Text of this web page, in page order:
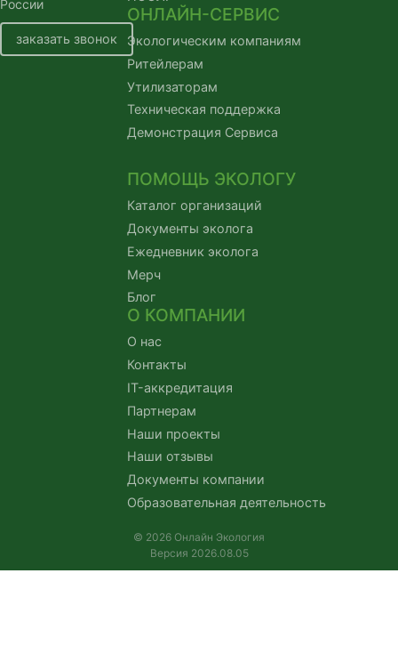
России
заказать звонок
ОНЛАЙН-СЕРВИС
Экологическим компаниям
Ритейлерам
Утилизаторам
Техническая поддержка
Демонстрация Сервиса
ПОМОЩЬ ЭКОЛОГУ
Каталог организаций
Документы эколога
Ежедневник эколога
Мерч
Блог
О КОМПАНИИ
О нас
Контакты
IT-аккредитация
Партнерам
Наши проекты
Наши отзывы
Документы компании
Образовательная деятельность
© 2026 Онлайн Экология
Версия 2026.08.05